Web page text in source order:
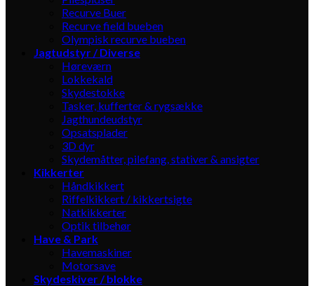
Recurve Buer
Recurve field bueben
Olympisk recurve bueben
Jagtudstyr / Diverse
Høreværn
Lokkekald
Skydestokke
Tasker, kufferter & rygsække
Jagthundeudstyr
Opsatsplader
3D dyr
Skydemåtter, pilefang, stativer & ansigter
Kikkerter
Håndkikkert
Riffelkikkert / kikkertsigte
Natkikkerter
Optik tilbehør
Have & Park
Havemaskiner
Motorsave
Skydeskiver / blokke